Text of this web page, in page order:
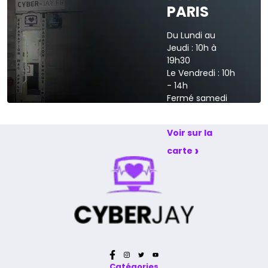
Voir sur la carte
PARIS
Du Lundi au
Jeudi : 10h à
19h30
Le Vendredi : 10h
- 14h
Fermé samedi
Voir sur la
carte ›